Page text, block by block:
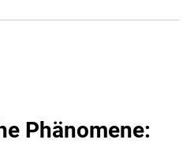
Phänomene: